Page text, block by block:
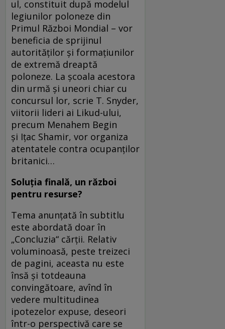
ul, constituit după modelul
legiunilor poloneze din
Primul Război Mondial – vor
beneficia de sprijinul
autorităţilor şi formaţiunilor
de extremă dreaptă
poloneze. La şcoala acestora
din urmă şi uneori chiar cu
concursul lor, scrie T. Snyder,
viitorii lideri ai Likud-ului,
precum Menahem Begin
şi Iţac Shamir, vor organiza
atentatele contra ocupanţilor
britanici…
Soluţia finală, un război
pentru resurse?
Tema anunţată în subtitlu
este abordată doar în
„Concluzia“ cărţii. Relativ
voluminoasă, peste treizeci
de pagini, aceasta nu este
însă şi totdeauna
convingătoare, avînd în
vedere multitudinea
ipotezelor expuse, deseori
într-o perspectivă care se